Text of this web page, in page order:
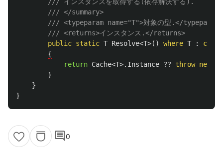
/// </summary>
/// <typeparam name="T">対象の型.</typeparam>
/// <returns>インスタンス.</returns>
public static T Resolve<T>() where T :
class
{
return Cache<T>. Instance ?? throw new
}
}
}
comment0